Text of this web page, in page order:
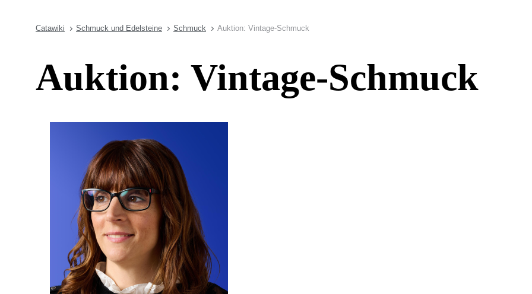
Catawiki Schmuck und Edelsteine Schmuck Auktion: Vintage-Schmuck
Auktion: Vintage-Schmuck